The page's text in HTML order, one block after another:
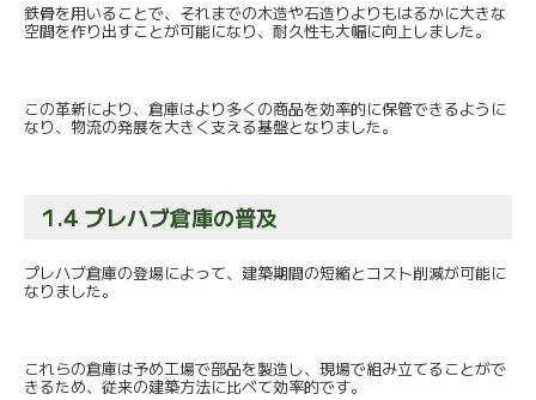
鉄骨を用いることで、 それまでの木造や石造りよりもはるかに大きな
空間を作り出すことが可能になり、耐久性も大幅に向上しました。
この革新により、 倉庫はより多くの商品を効率的に保管できるように
なり、 物流の発展を大きく支える基盤となりました。
1.4 プレハブ倉庫の普及
プレハブ倉庫の登場によって、 建築期間の短縮とコスト削減が可能に
なりました。
これらの倉庫は予め工場で部品を製造し、 現場で組み立てることがで
きるため、 従来の建築方法に比べて効率的です。